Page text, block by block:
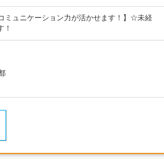
ミュニケーション力が活かせます！】☆未経